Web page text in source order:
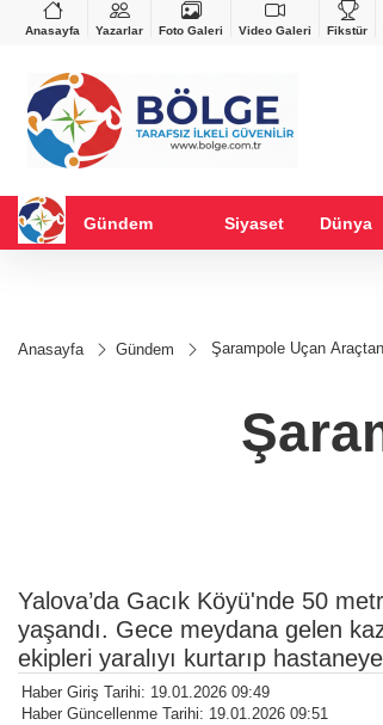
Anasayfa Yazarlar Foto Galeri Video Galeri Fikstür
%-0,22
VND
0,0018
%0,32
Gündem Siyaset Dünya
Anasayfa Gündem Şarampole Uçan
Yalova’da Gacık Köyü'nde 50
yaşandı. Gece meydana gelen
ekipleri yaralıyı kurtarıp
Haber Giriş Tarihi: 19.01.2026 09:49
Haber Güncellenme Tarihi: 19.01.2026 09:51